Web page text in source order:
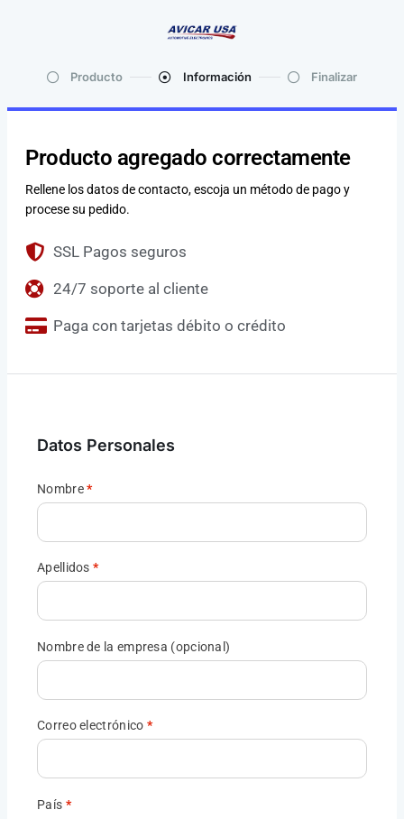
Producto Información Finalizar
Producto agregado correctamente
Rellene los datos de contacto, escoja un método de pago y
procese su pedido.
SSL Pagos seguros
24/7 soporte al cliente
Paga con tarjetas débito o crédito
Datos Personales
Nombre*
Apellidos *
Nombre de la empresa (opcional)
Correo electrónico *
País *